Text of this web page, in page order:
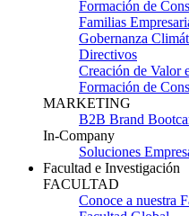
Formación de
Familias
Gobernanza
Directivos
Creación de Valor
Formación de
MARKETING
B2B Brand
In-Company
Soluciones
Facultad e Investigación
FACULTAD
Conoce a nuestra